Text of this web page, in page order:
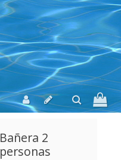
Bañera 2
personas